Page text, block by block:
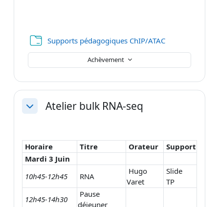
Supports pédagogiques ChIP/ATACDossier
Achèvement
ReplierAtelier bulk RNA-seq
Horaire Titre Orateur
Support
Mardi 3 Juin
10h45-12h45
RNA
Hugo
Varet
Slide
TP
12h45-14h30
Pause
déjeuner